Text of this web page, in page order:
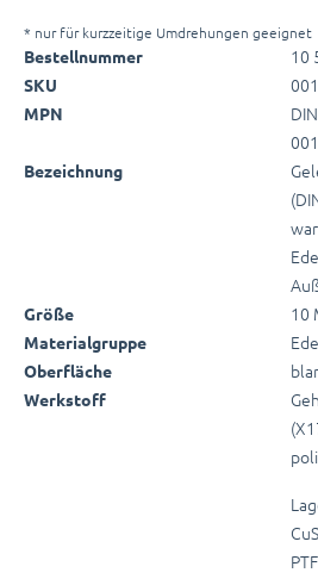
* nur für kurzzeitige Umdrehungen geeignet
Bestellnummer 10
SKU
MPN
Bezeichnung
Größe 10
Materialgruppe
Oberfläche
Werkstoff